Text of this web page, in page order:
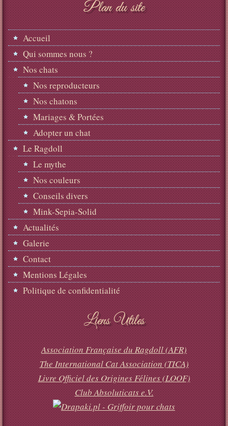
Plan du site
Accueil
Qui sommes nous ?
Nos chats
Nos reproducteurs
Nos chatons
Mariages & Portées
Adopter un chat
Le Ragdoll
Le mythe
Nos couleurs
Conseils divers
Mink-Sepia-Solid
Actualités
Galerie
Contact
Mentions Légales
Politique de confidentialité
Liens Utiles
Association Française du Ragdoll (AFR)
The International Cat Association (TICA)
Livre Officiel des Origines Félines (LOOF)
Club Absoluticats e.V.